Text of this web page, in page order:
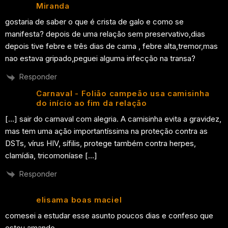
Miranda
gostaria de saber o que é crista de galo e como se
manifesta? depois de uma relação sem preservativo,dias
depois tive febre e três dias de cama , febre alta,tremor,mas
nao estava gripado,peguei alguma infecção na transa?
Responder
Carnaval - Folião campeão usa camisinha
do início ao fim da relação
[…] sair do carnaval com alegria. A camisinha evita a gravidez,
mas tem uma ação importantíssima na proteção contra as
DSTs, vírus HIV, sífilis, protege também contra herpes,
clamídia, tricomoníase […]
Responder
elisama boas maciel
comesei a estudar esse asunto poucos dias e confeso que